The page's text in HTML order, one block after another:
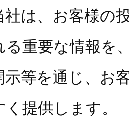
は、お客様の
る重要な情報を
示等を通じ、お
く提供します。